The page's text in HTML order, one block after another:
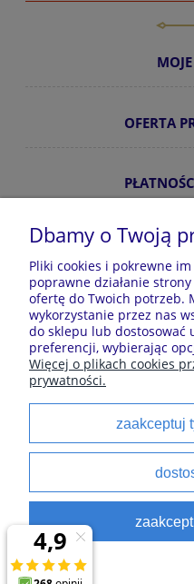
OFERTA
Sklep z piżamami Kraina
100 Busko-Zdrój | E-mail:
602 809 945 | NIP:
Polecane kategorie
Szlaforki dla dzieci
Piżamy damskie
Dbamy o Twoją
Pliki cookies i pokrewne
poprawne działanie
ofertę do Twoich potrzeb.
wykorzystanie przez nas
do sklepu lub dostosować
preferencji, wybierając
Więcej o plikach cookies
prywatności.
zaakceptuj